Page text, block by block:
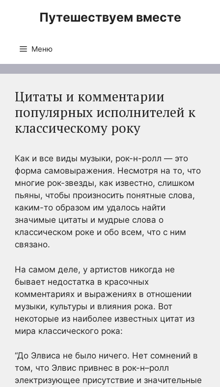
Путешествуем вместе
Меню
Цитаты и комментарии
популярных исполнителей к
классическому року
Как и все виды музыки, рок-н-ролл — это
форма самовыражения. Несмотря на то, что
многие рок-звезды, как известно, слишком
пьяны, чтобы произносить понятные слова,
каким-то образом им удалось найти
значимые цитаты и мудрые слова о
классическом роке и обо всем, что с ним
связано.
На самом деле, у артистов никогда не
бывает недостатка в красочных
комментариях и выражениях в отношении
музыки, культуры и влияния рока. Вот
некоторые из наиболее известных цитат из
мира классического рока:
“До Элвиса не было ничего. Нет сомнений в
том, что Элвис привнес в рок-н–ролл
электризующее присутствие и значительные